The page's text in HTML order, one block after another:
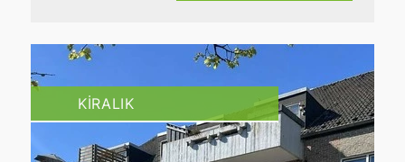
KIRALIK